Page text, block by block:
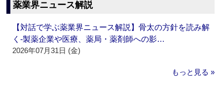
薬業界ニュース解説
【対話で学ぶ薬業界ニュース解説】骨太の方針を読み解
く‐製薬企業や医療、薬局・薬剤師への影…
2026年07月31日 (金)
もっと見る »